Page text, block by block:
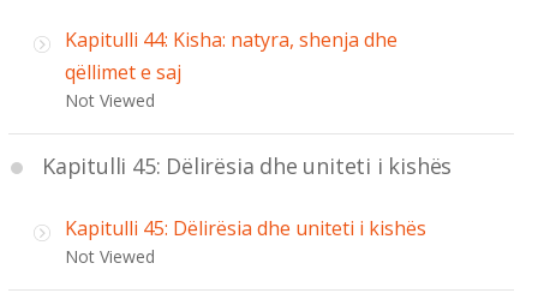
Kapitulli 44: Kisha: natyra, shenja dhe
qëllimet e saj
Not Viewed
Kapitulli 45: Dëlirësia dhe uniteti i kishës
Kapitulli 45: Dëlirësia dhe uniteti i kishës
Not Viewed